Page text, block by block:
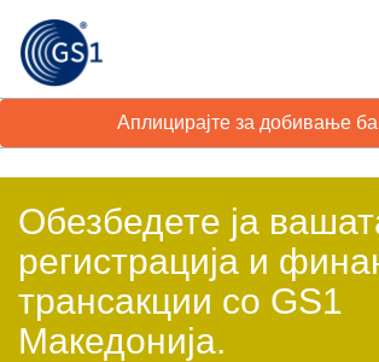
Аплицирајте за добивање
Обезбедете ја
регистрација и
трансакции со GS1
Македонија.